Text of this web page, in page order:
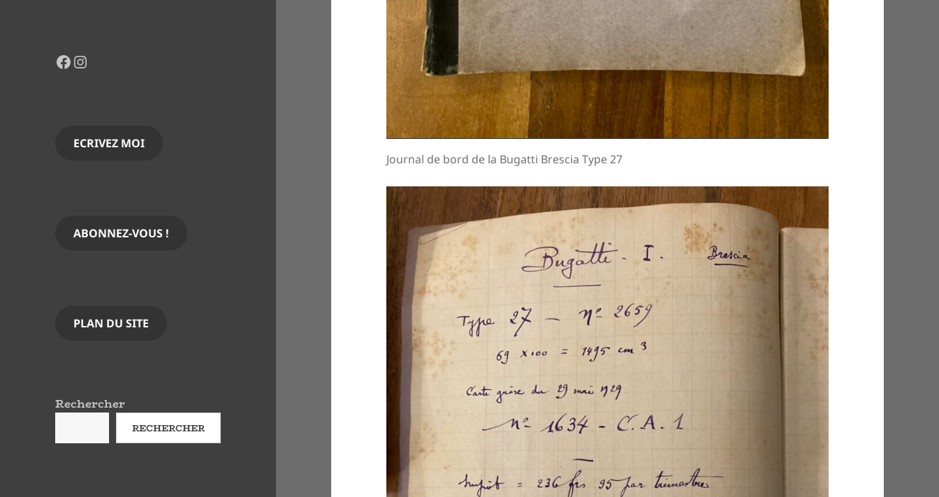
Facebook
Instagram
ECRIVEZ MOI
ABONNEZ-VOUS !
PLAN DU SITE
Rechercher
RECHERCHER
Journal de bord de la Bugatti Brescia Type 27